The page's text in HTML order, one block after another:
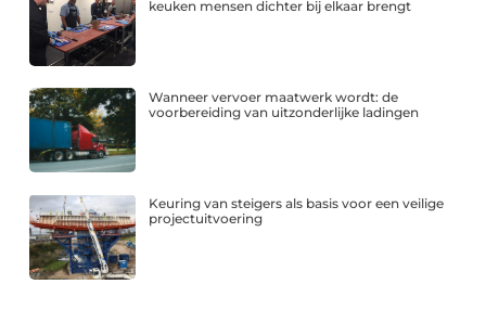
keuken mensen dichter bij elkaar brengt
Wanneer vervoer maatwerk wordt: de
voorbereiding van uitzonderlijke ladingen
Keuring van steigers als basis voor een veilige
projectuitvoering